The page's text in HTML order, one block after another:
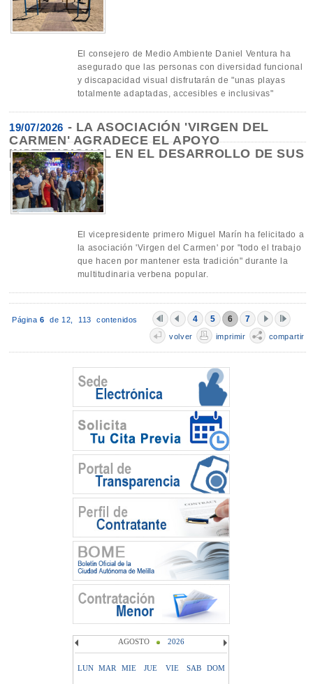
El consejero de Medio Ambiente Daniel Ventura ha
asegurado que las personas con diversidad funcional
y discapacidad visual disfrutarán de "unas playas
totalmente adaptadas, accesibles e inclusivas"
19/07/2026 - LA ASOCIACIÓN 'VIRGEN DEL
CARMEN' AGRADECE EL APOYO
INSTITUCIONAL EN EL DESARROLLO DE SUS
FIESTAS
El vicepresidente primero Miguel Marín ha felicitado a
la asociación 'Virgen del Carmen' por "todo el trabajo
que hacen por mantener esta tradición" durante la
multitudinaria verbena popular.
Página 6 de 12, 113 contenidos 4 5 6 7
volver imprimir compartir
AGOSTO 2026
LUN MAR MIE JUE VIE SAB DOM